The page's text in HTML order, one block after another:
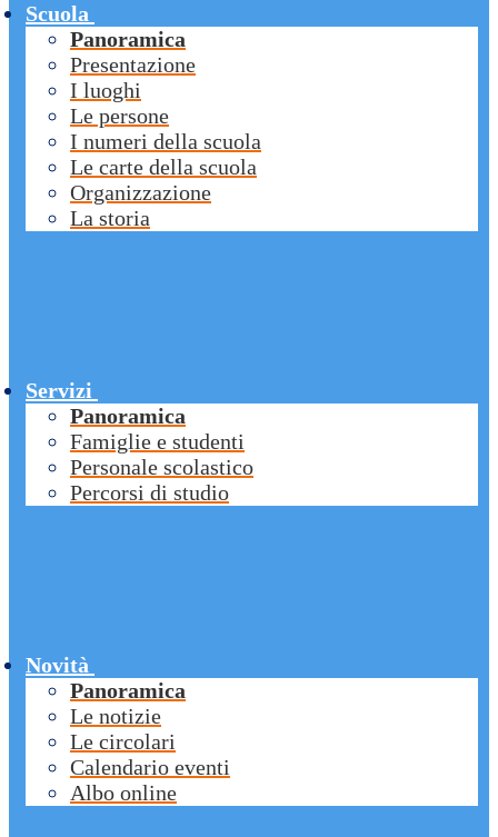
Scuola
Panoramica
Presentazione
I luoghi
Le persone
I numeri della scuola
Le carte della scuola
Organizzazione
La storia
Servizi
Panoramica
Famiglie e studenti
Personale scolastico
Percorsi di studio
Novità
Panoramica
Le notizie
Le circolari
Calendario eventi
Albo online